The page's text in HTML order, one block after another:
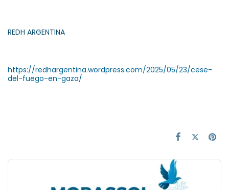
REDH ARGENTINA
https://redhargentina.wordpress.com/2025/05/23/cese-
del-fuego-en-gaza/